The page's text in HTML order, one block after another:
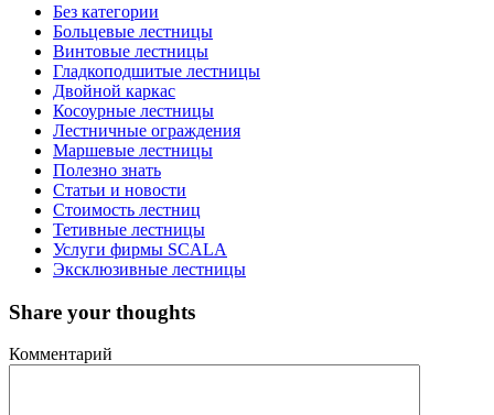
Без категории
Больцевые лестницы
Винтовые лестницы
Гладкоподшитые лестницы
Двойной каркас
Косоурные лестницы
Лестничные ограждения
Маршевые лестницы
Полезно знать
Статьи и новости
Стоимость лестниц
Тетивные лестницы
Услуги фирмы SCALA
Эксклюзивные лестницы
Share your thoughts
Комментарий